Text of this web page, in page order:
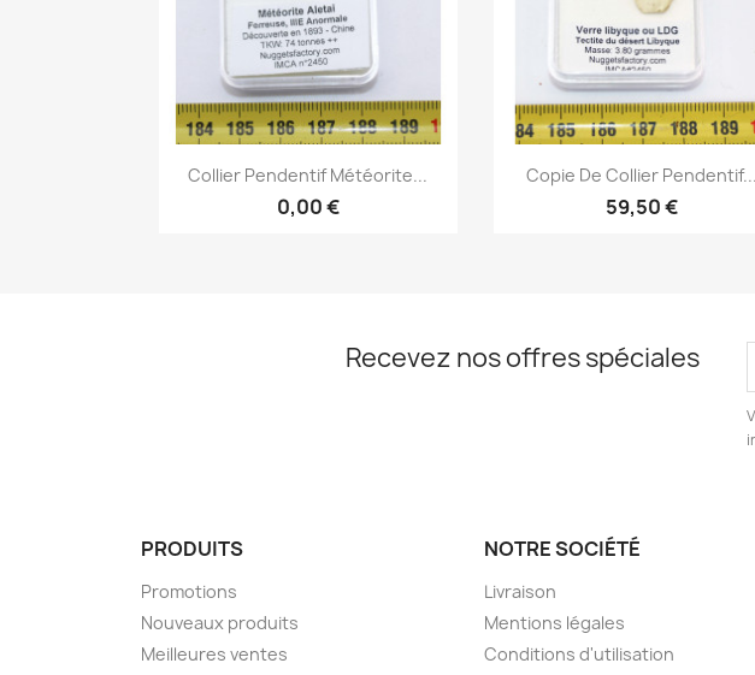
Aperçu rapide
Collier Pendentif Météorite...
0,00 €
Aperçu rapide
Copie De Collier Pendentif...
59,50 €
Recevez nos offres spéciales
PRODUITS
Promotions
Nouveaux produits
Meilleures ventes
NOTRE SOCIÉTÉ
Livraison
Mentions légales
Conditions d'utilisation